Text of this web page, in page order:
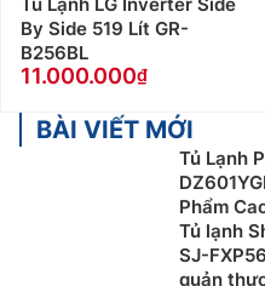
By Side 519 Lít GR-
B256BL
11.000.000
BÀI VIẾT MỚI
Tủ Lạnh
Phẩm
Tủ lạnh
SJ-
quản